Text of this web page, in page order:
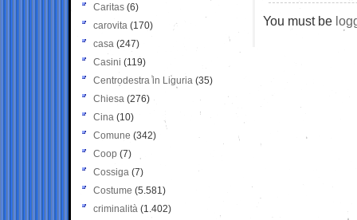
You must be
Caritas (6)
carovita (170)
casa (247)
Casini (119)
Centrodestra in Liguria (35)
Chiesa (276)
Cina (10)
Comune (342)
Coop (7)
Cossiga (7)
Costume (5.581)
criminalità (1.402)